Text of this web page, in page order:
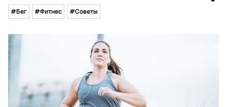
#Бег #Фитнес #Советы